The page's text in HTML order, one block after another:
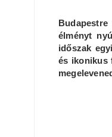
élményt
időszak
és ikonikus